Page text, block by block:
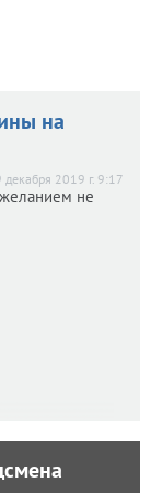
на
декабря 2019 г. 9:17
не